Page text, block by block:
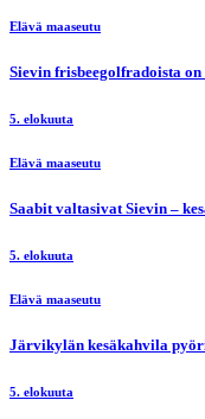
Elävä maaseutu
Sievin frisbeegolfradoista on
5. elokuuta
Elävä maaseutu
Saabit valtasivat Sievin –
5. elokuuta
Elävä maaseutu
Järvikylän kesäkahvila
5. elokuuta